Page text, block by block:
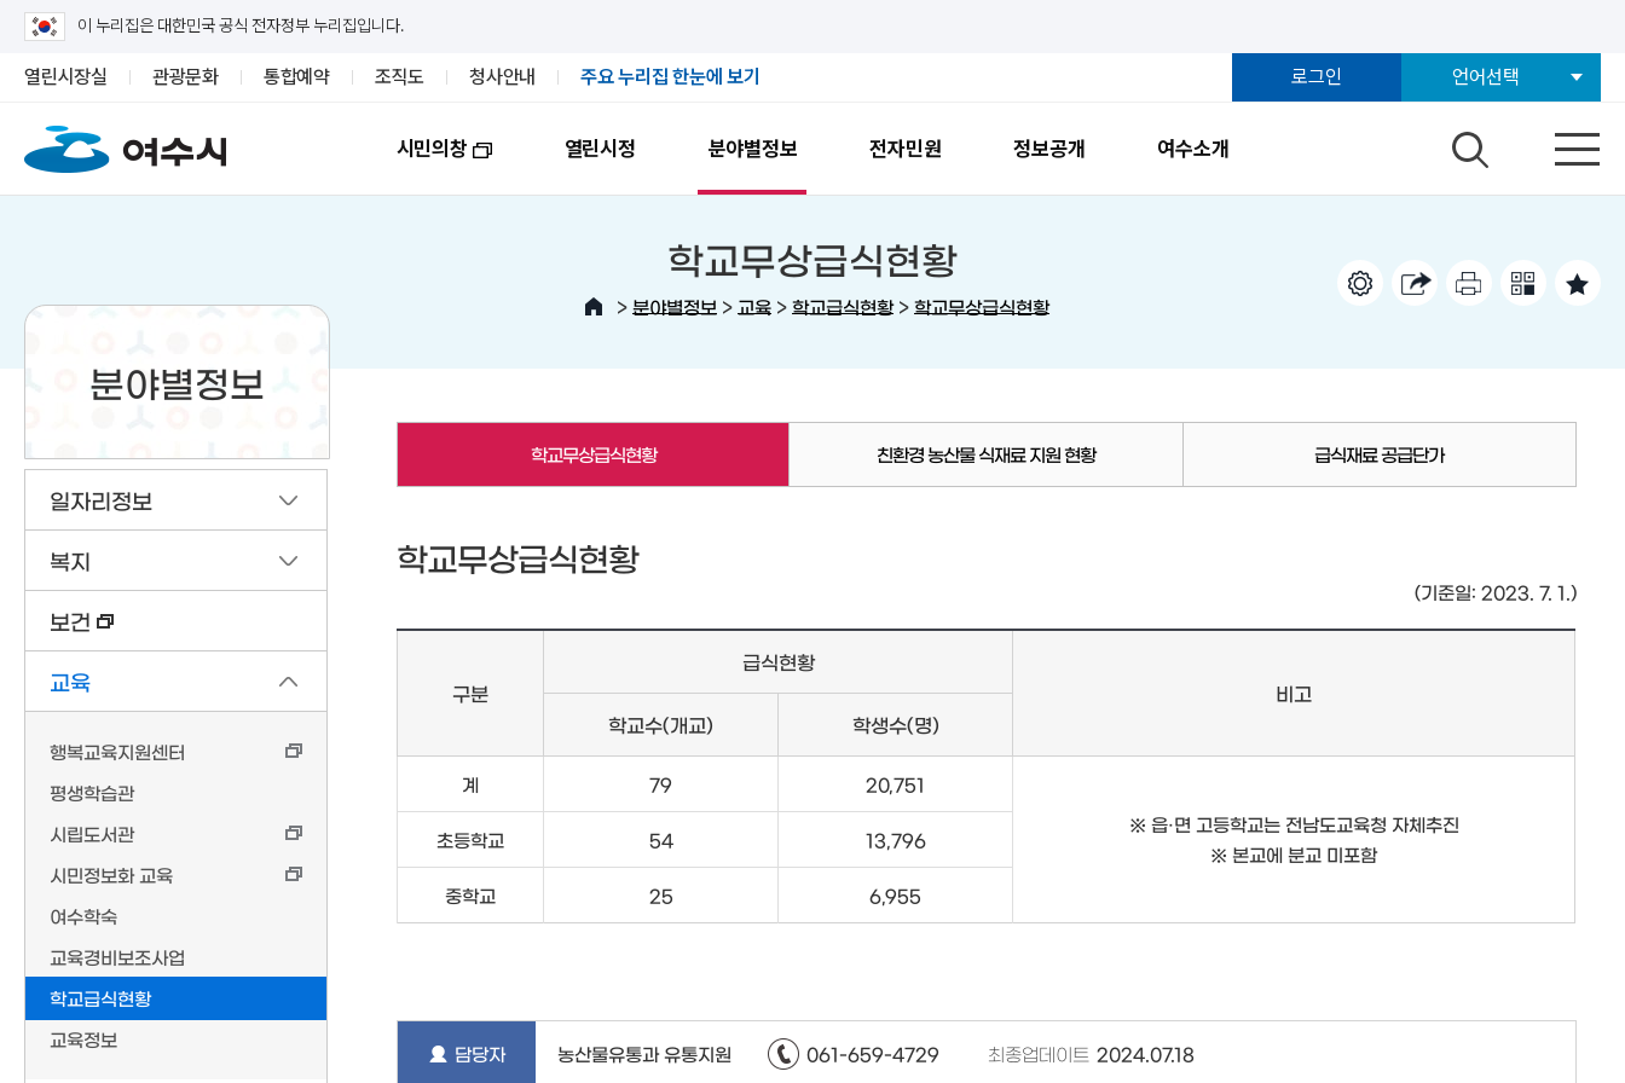
이 누리집은 대한민국 공식 전자정부 누리집입니다.
열린시장실 관광문화 통합예약 조직도 청사안내 주요 누리집 한눈에 보기 로그인 언어선택
시민의창 열린시정 분야별정보 전자민원 정보공개 여수소개
분야별정보
일자리정보
복지
보건
교육
행복교육지원센터
평생학습관
시립도서관
시민정보화 교육
여수학숙
교육경비보조사업
학교급식현황
교육정보
학교무상급식현황
> 분야별정보 > 교육 > 학교급식현황> 학교무상급식현황
학교무상급식현황 친환경 농산물 식재료 지원 현황 급식재료 공급단가
학교무상급식현황
(기준일: 2023. 7. 1.)
구분
급식현황
비고
학교수(개교)
학생수(명)
계 79 20,751
※ 읍·면 고등학교는 전남도교육청 자체추진
※ 본교에 분교 미포함
초등학교 54 13,796
중학교 25 6,955
담당자 농산물유통과 유통지원 061-659-4729 최종업데이트 2024.07.18